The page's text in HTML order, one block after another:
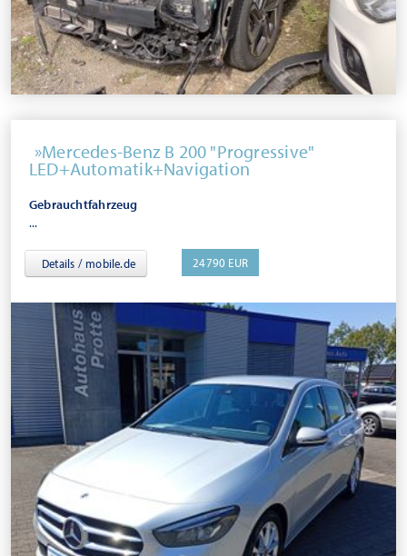
Mercedes-Benz B 200 "Progressive"
LED+Automatik+Navigation
Gebrauchtfahrzeug
...
Details / mobile.de 24790 EUR